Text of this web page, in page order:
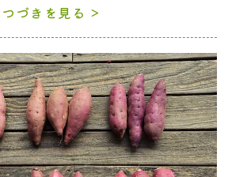
つづきを見る